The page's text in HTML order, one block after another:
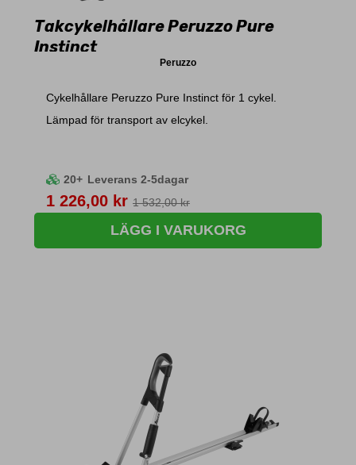
Takcykelhållare Peruzzo Pure
Instinct
Peruzzo
Cykelhållare Peruzzo Pure Instinct för 1 cykel.
Lämpad för transport av elcykel.
20+ Leverans 2-5dagar
Pris
1 226,00 kr 1 532,00 kr
LÄGG I VARUKORG